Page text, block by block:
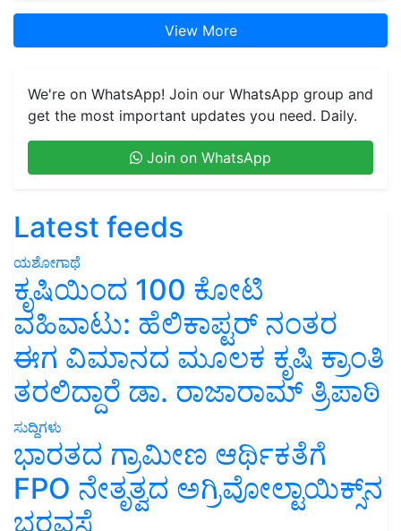
View More
We're on WhatsApp! Join our WhatsApp group and
get the most important updates you need. Daily.
Join on WhatsApp
Latest feeds
ಯಶೋಗಾಥೆ
ಕೃಷಿಯಿಂದ 100 ಕೋಟಿ
ವಹಿವಾಟು: ಹೆಲಿಕಾಪ್ಟರ್ ನಂತರ
ಈಗ ವಿಮಾನದ ಮೂಲಕ ಕೃಷಿ ಕ್ರಾಂತಿ
ತರಲಿದ್ದಾರೆ ಡಾ. ರಾಜಾರಾಮ್ ತ್ರಿಪಾಠಿ
ಸುದ್ದಿಗಳು
ಭಾರತದ ಗ್ರಾಮೀಣ ಆರ್ಥಿಕತೆಗೆ
FPO ನೇತೃತ್ವದ ಅಗ್ರಿವೋಲ್ಟಾಯಿಕ್ಸ್‌ನ
ಭರವಸೆ